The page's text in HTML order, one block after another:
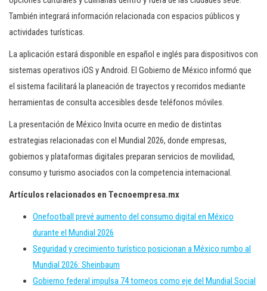
También integrará información relacionada con espacios públicos y
actividades turísticas.
La aplicación estará disponible en español e inglés para dispositivos con
sistemas operativos iOS y Android. El Gobierno de México informó que
el sistema facilitará la planeación de trayectos y recorridos mediante
herramientas de consulta accesibles desde teléfonos móviles.
La presentación de México Invita ocurre en medio de distintas
estrategias relacionadas con el Mundial 2026, donde empresas,
gobiernos y plataformas digitales preparan servicios de movilidad,
consumo y turismo asociados con la competencia internacional.
Artículos relacionados en Tecnoempresa.mx
Onefootball prevé aumento del consumo digital en México
durante el Mundial 2026
Seguridad y crecimiento turístico posicionan a México rumbo al
Mundial 2026: Sheinbaum
Gobierno federal impulsa 74 torneos como eje del Mundial Social